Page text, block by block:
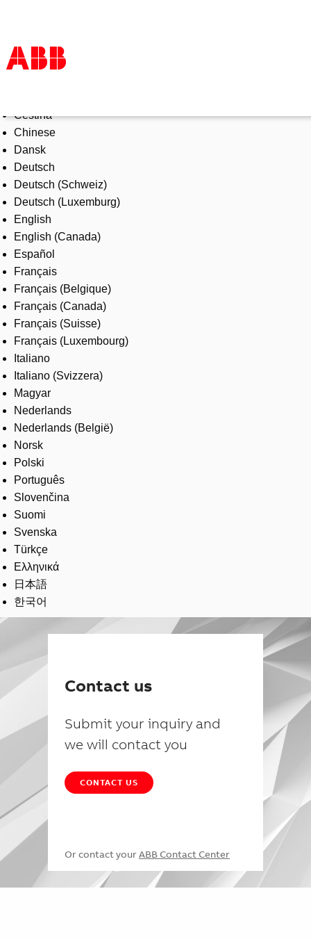
Products & Solutions
Industries
Services
About us
Where to buy
Contact us
Careers
Čeština
Chinese
Dansk
Deutsch
Deutsch (Schweiz)
Deutsch (Luxemburg)
English
English (Canada)
Español
Français
Français (Belgique)
Français (Canada)
Français (Suisse)
Français (Luxembourg)
Italiano
Italiano (Svizzera)
Magyar
Nederlands
Nederlands (België)
Norsk
Polski
Português
Slovenčina
Suomi
Svenska
Türkçe
Ελληνικά
日本語
한국어
Contact us
Submit your inquiry and
we will contact you
CONTACT US
Or contact your ABB Contact Center